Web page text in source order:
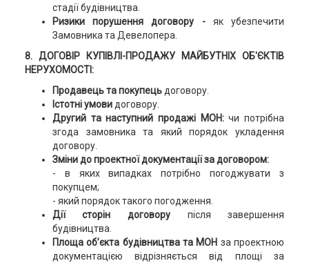
стадії будівництва.
Ризики порушення договору - як убезпечити
Замовника та Девелопера.
8.ДОГОВІР КУПІВЛІ-ПРОДАЖУ МАЙБУТНІХ ОБ'ЄКТІВ
НЕРУХОМОСТІ:
Продавець та покупецьдоговору.
Істотні умови договору.
Другий та наступний продажі МОН:чи потрібна
згода замовника та який порядок укладення
договору.
Зміни до проектної документації за договором:
- в яких випадках потрібно погоджувати з
покупцем;
- який порядок такого погодження.
Дії сторін договорупісля завершення
будівництва.
Площа об’єкта будівництва та МОН за проектною
документацією відрізняється від площі за